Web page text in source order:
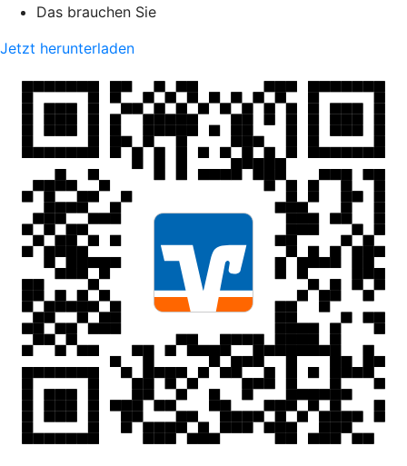
Das brauchen Sie
Jetzt herunterladen